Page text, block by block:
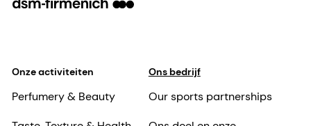
Onze activiteiten
Perfumery & Beauty
Ons bedrijf
Our sports partnerships